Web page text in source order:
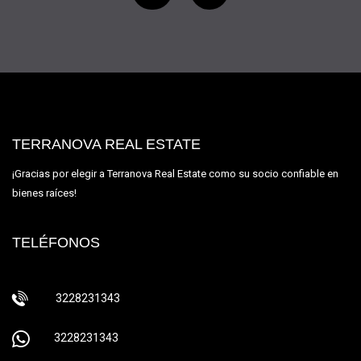
TERRANOVA REAL ESTATE
¡Gracias por elegir a Terranova Real Estate como su socio confiable en
bienes raíces!
TELÉFONOS
3228231343
3228231343